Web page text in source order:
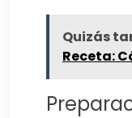
Quizás
Receta: